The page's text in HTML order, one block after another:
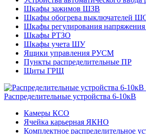
Шкафы зажимов ШЗВ
Шкафы обогрева выключателей
Шкафы регулирования
Шкафы РТЗО
Шкафы учета ШУ
Ящики управления РУСМ
Пункты распределительные ПР
Щиты ГРЩ
Распределительные устройства 6-10кВ
Камеры КСО
Ячейка карьерная ЯКНО
Комплектное распределительное